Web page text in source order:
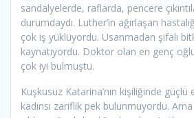
sandalyelerde, raflarda, pencere
durumdaydı. Luther’in ağırlaşan
çok iş yüklüyordu. Usanmadan şifalı
kaynatıyordu. Doktor olan en genç
çok iyi bulmuştu.
Kuşkusuz Katarina’nın kişiliğinde
kadınsı zariflik pek bulunmuyordu. Ama